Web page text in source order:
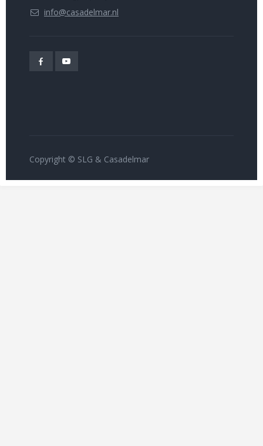
info@casadelmar.nl
Copyright © SLG & Casadelmar